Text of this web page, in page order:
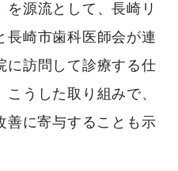
を源流として、長崎リ
長崎市歯科医師会が連
に訪問して診療する仕
うした取り組みで、
善に寄与することも示